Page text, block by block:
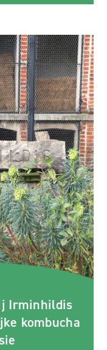
Irminhildis
kombucha